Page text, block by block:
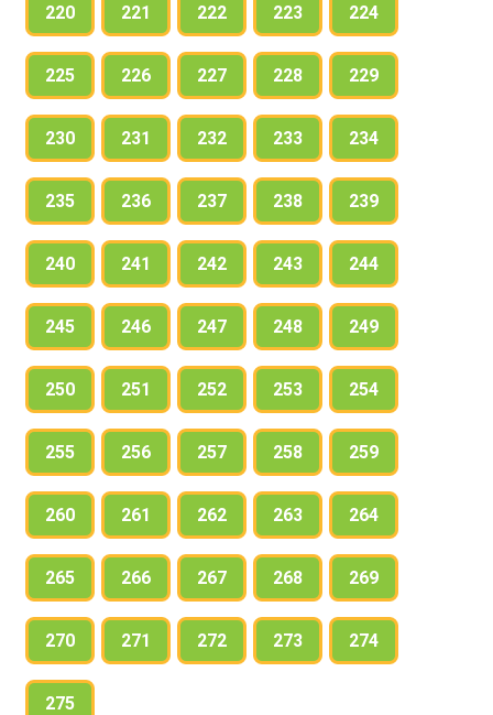
220 221 222 223 224
225 226 227 228 229
230 231 232 233 234
235 236 237 238 239
240 241 242 243 244
245 246 247 248 249
250 251 252 253 254
255 256 257 258 259
260 261 262 263 264
265 266 267 268 269
270 271 272 273 274
275